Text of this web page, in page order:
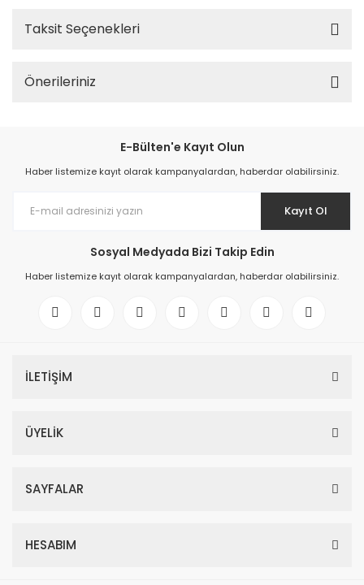
Taksit Seçenekleri
Önerileriniz
E-Bülten'e Kayıt Olun
Haber listemize kayıt olarak kampanyalardan, haberdar olabilirsiniz.
Kayıt Ol
Sosyal Medyada Bizi Takip Edin
Haber listemize kayıt olarak kampanyalardan, haberdar olabilirsiniz.
İLETİŞİM
ÜYELİK
SAYFALAR
HESABIM